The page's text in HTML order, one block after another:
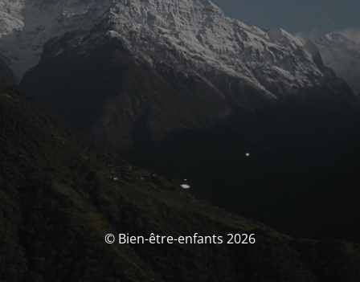
© Bien-être-enfants 2026